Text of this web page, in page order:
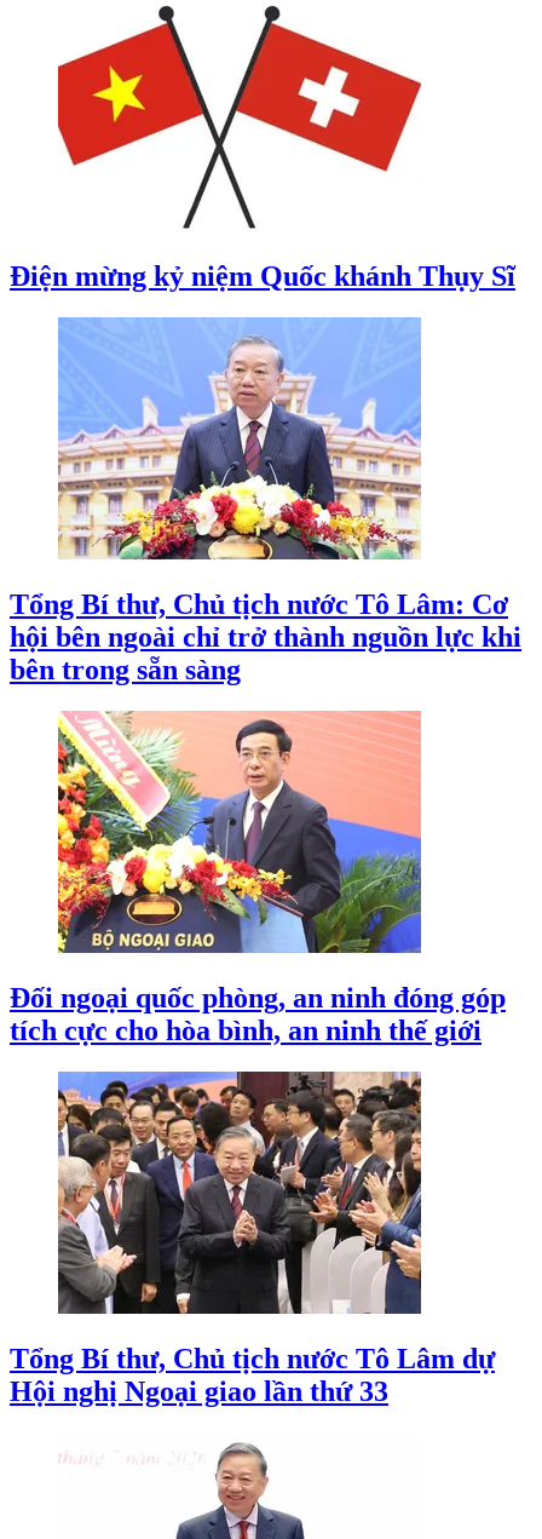
Điện mừng kỷ niệm Quốc khánh Thụy Sĩ
Tổng Bí thư, Chủ tịch nước Tô Lâm: Cơ
hội bên ngoài chỉ trở thành nguồn lực khi
bên trong sẵn sàng
Đối ngoại quốc phòng, an ninh đóng góp
tích cực cho hòa bình, an ninh thế giới
Tổng Bí thư, Chủ tịch nước Tô Lâm dự
Hội nghị Ngoại giao lần thứ 33